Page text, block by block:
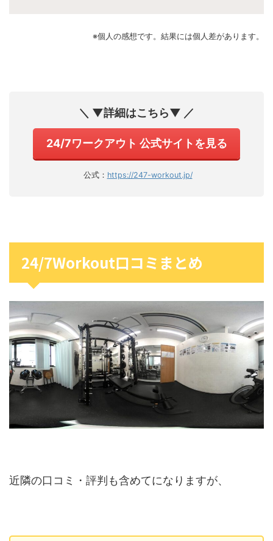
※個人の感想です。結果には個人差があります。
＼ ▼詳細はこちら▼ ／
24/7ワークアウト 公式サイトを見る
公式： https://247-workout.jp/
24/7Workout口コミまとめ
近隣の口コミ・評判も含めてになりますが、